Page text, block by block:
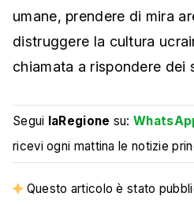
umane, prendere di mira
distruggere la cultura
chiamata a rispondere dei
Segui laRegione su:
ricevi ogni mattina le notizie
Questo articolo è stato